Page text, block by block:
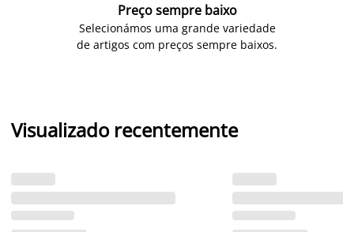
Preço sempre baixo
Selecionámos uma grande variedade
de artigos com preços sempre baixos.
Visualizado recentemente